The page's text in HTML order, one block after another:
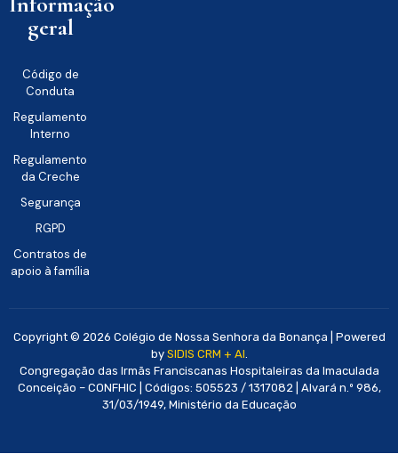
geral
Código de
Conduta
Regulamento
Interno
Regulamento
da Creche
Segurança
RGPD
Contratos de
apoio à família
Copyright © 2026 Colégio de Nossa Senhora da Bonança | Powered
by SIDIS CRM + AI.
Congregação das Irmãs Franciscanas Hospitaleiras da Imaculada
Conceição – CONFHIC | Códigos: 505523 / 1317082 | Alvará n.º 986,
31/03/1949, Ministério da Educação